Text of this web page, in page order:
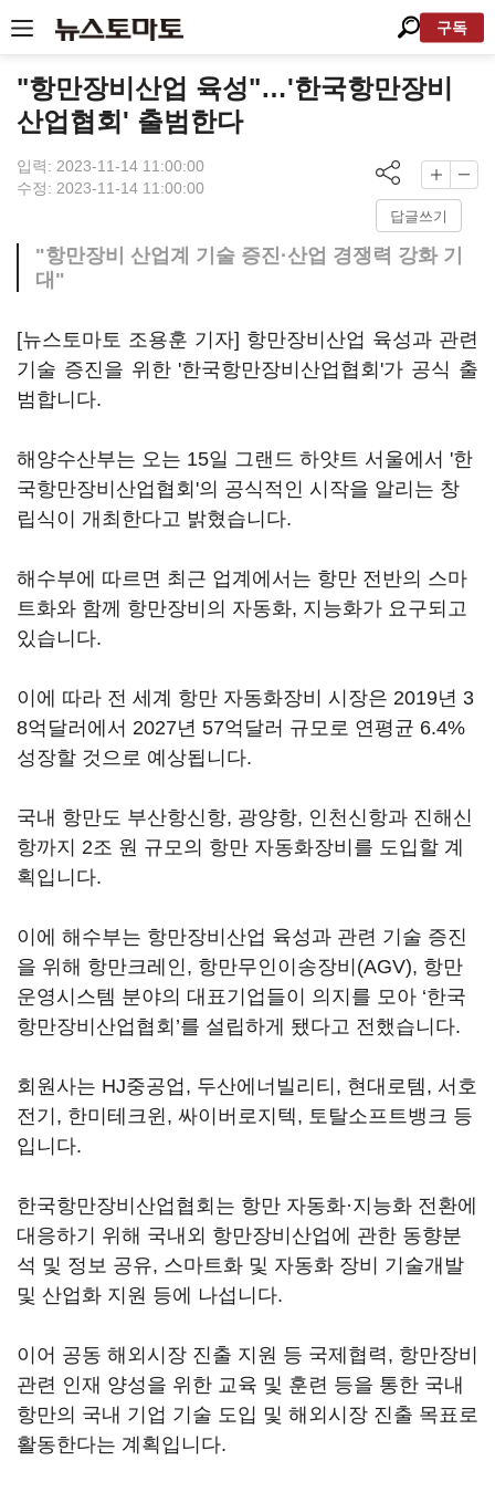
구독
"항만장비산업 육성"…'한국항만장비
산업협회' 출범한다
입력: 2023-11-14 11:00:00
수정: 2023-11-14 11:00:00
답글쓰기
"항만장비 산업계 기술 증진·산업 경쟁력 강화 기
대"
[뉴스토마토 조용훈 기자] 항만장비산업 육성과 관련
기술 증진을 위한 '한국항만장비산업협회'가 공식 출
범합니다.
해양수산부는 오는 15일 그랜드 하얏트 서울에서 '한
국항만장비산업협회'의 공식적인 시작을 알리는 창
립식이 개최한다고 밝혔습니다.
해수부에 따르면 최근 업계에서는 항만 전반의 스마
트화와 함께 항만장비의 자동화, 지능화가 요구되고
있습니다.
이에 따라 전 세계 항만 자동화장비 시장은 2019년 3
8억달러에서 2027년 57억달러 규모로 연평균 6.4%
성장할 것으로 예상됩니다.
국내 항만도 부산항신항, 광양항, 인천신항과 진해신
항까지 2조 원 규모의 항만 자동화장비를 도입할 계
획입니다.
이에 해수부는 항만장비산업 육성과 관련 기술 증진
을 위해 항만크레인, 항만무인이송장비(AGV), 항만
운영시스템 분야의 대표기업들이 의지를 모아 ‘한국
항만장비산업협회’를 설립하게 됐다고 전했습니다.
회원사는 HJ중공업, 두산에너빌리티, 현대로템, 서호
전기, 한미테크윈, 싸이버로지텍, 토탈소프트뱅크 등
입니다.
한국항만장비산업협회는 항만 자동화·지능화 전환에
대응하기 위해 국내외 항만장비산업에 관한 동향분
석 및 정보 공유, 스마트화 및 자동화 장비 기술개발
및 산업화 지원 등에 나섭니다.
이어 공동 해외시장 진출 지원 등 국제협력, 항만장비
관련 인재 양성을 위한 교육 및 훈련 등을 통한 국내
항만의 국내 기업 기술 도입 및 해외시장 진출 목표로
활동한다는 계획입니다.